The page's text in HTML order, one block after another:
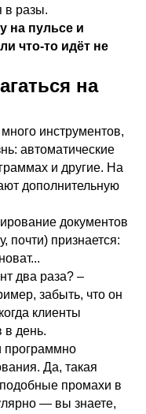
в разы.
на пульсе и
что-то идёт не
на
инструментов,
автоматические
и другие. На
дополнительную
документов
почти) признается:
два раза? –
забыть, что он
клиенты
в день.
программно
Да, такая
подобные промахи в
— вы знаете,